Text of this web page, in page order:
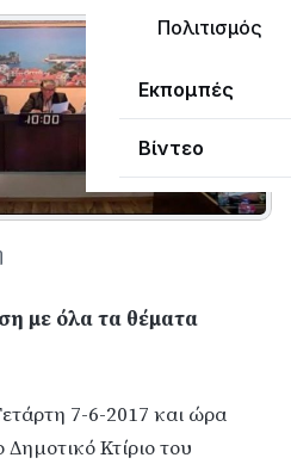
Πολιτισμός
Εκπομπές
Βίντεο
με όλα τα θέματα
7-6-2017 και ώρα
Κτίριο του